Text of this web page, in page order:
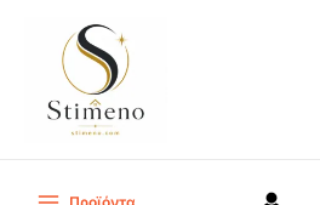
περιεχόμενο